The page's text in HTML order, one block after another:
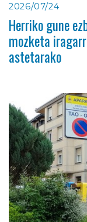
2026/07/24
Herriko gune
mozketa
astetarako